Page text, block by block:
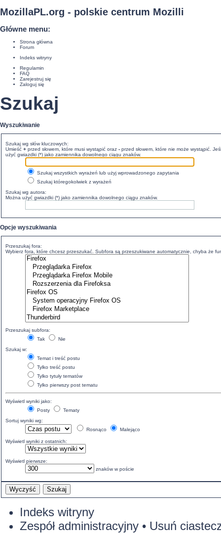
MozillaPL.org - polskie centrum Mozilli
Główne menu:
Strona główna
Forum
Indeks witryny
Regulamin
FAQ
Zarejestruj się
Zaloguj się
Szukaj
Wyszukiwanie
Szukaj wg słów kluczowych:
Umieść +przed słowem, które musi wystąpić oraz -przed słowem, które nie może wystąpić.
użyć gwiazdki (*) jako zamiennika dowolnego ciągu znaków.
Szukaj wszystkich wyrażeń lub użyj wprowadzonego zapytania
Szukaj któregokolwiek z wyrażeń
Szukaj wg autora:
Można użyć gwiazdki (*) jako zamiennika dowolnego ciągu znaków.
Opcje wyszukiwania
Przeszukaj fora:
Wybierz fora, które chcesz przeszukać. Subfora są przeszukiwane automatycznie, chyba że
Przeszukaj subfora:
Tak
Nie
Szukaj w:
Temat i treść postu
Tylko treść postu
Tylko tytuły tematów
Tylko pierwszy post tematu
Wyświetl wyniki jako:
Posty
Tematy
Sortuj wyniki wg:
Rosnąco
Malejąco
Wyświetl wyniki z ostatnich:
Wyświetl pierwsze:
znaków w poście
Indeks witryny
Zespół administracyjny • Usuń